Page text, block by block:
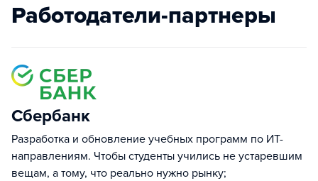
Работодатели-партнеры
Сбербанк
Разработка и обновление учебных программ по ИТ-
направлениям. Чтобы студенты учились не устаревшим
вещам, а тому, что реально нужно рынку;